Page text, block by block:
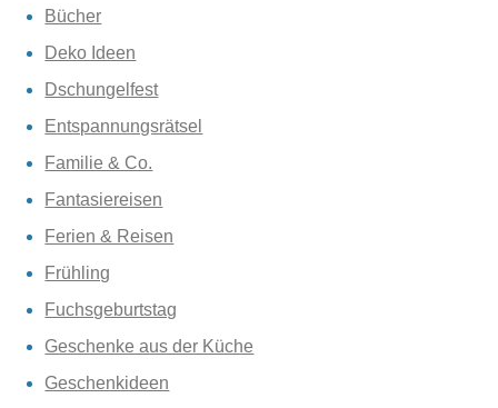
Bücher
Deko Ideen
Dschungelfest
Entspannungsrätsel
Familie & Co.
Fantasiereisen
Ferien & Reisen
Frühling
Fuchsgeburtstag
Geschenke aus der Küche
Geschenkideen